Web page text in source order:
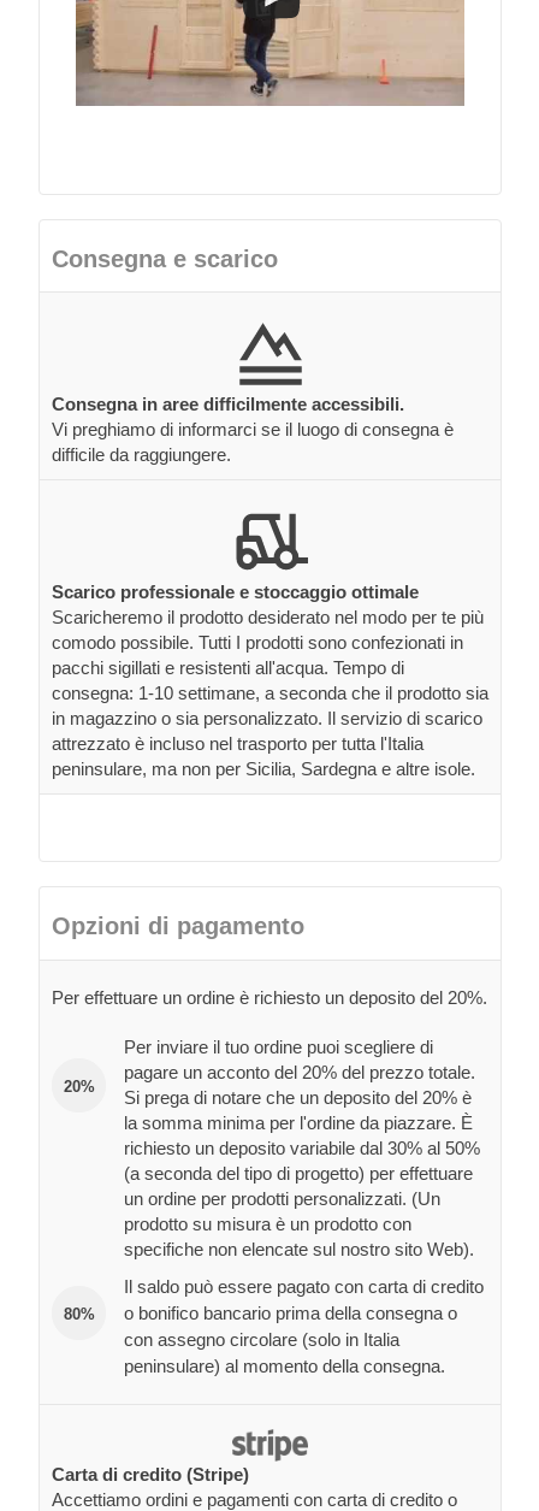
Consegna e scarico
Consegna in aree difficilmente accessibili.
Vi preghiamo di informarci se il luogo di consegna è
difficile da raggiungere.
Scarico professionale e stoccaggio ottimale
Scaricheremo il prodotto desiderato nel modo per te più
comodo possibile. Tutti I prodotti sono confezionati in
pacchi sigillati e resistenti all'acqua. Tempo di
consegna: 1-10 settimane, a seconda che il prodotto sia
in magazzino o sia personalizzato. Il servizio di scarico
attrezzato è incluso nel trasporto per tutta l'Italia
peninsulare, ma non per Sicilia, Sardegna e altre isole.
Opzioni di pagamento
Per effettuare un ordine è richiesto un deposito del 20%.
20%
Per inviare il tuo ordine puoi scegliere di
pagare un acconto del 20% del prezzo totale.
Si prega di notare che un deposito del 20% è
la somma minima per l'ordine da piazzare. È
richiesto un deposito variabile dal 30% al 50%
(a seconda del tipo di progetto) per effettuare
un ordine per prodotti personalizzati. (Un
prodotto su misura è un prodotto con
specifiche non elencate sul nostro sito Web).
80%
Il saldo può essere pagato con carta di credito
o bonifico bancario prima della consegna o
con assegno circolare (solo in Italia
peninsulare) al momento della consegna.
Carta di credito (Stripe)
Accettiamo ordini e pagamenti con carta di credito o